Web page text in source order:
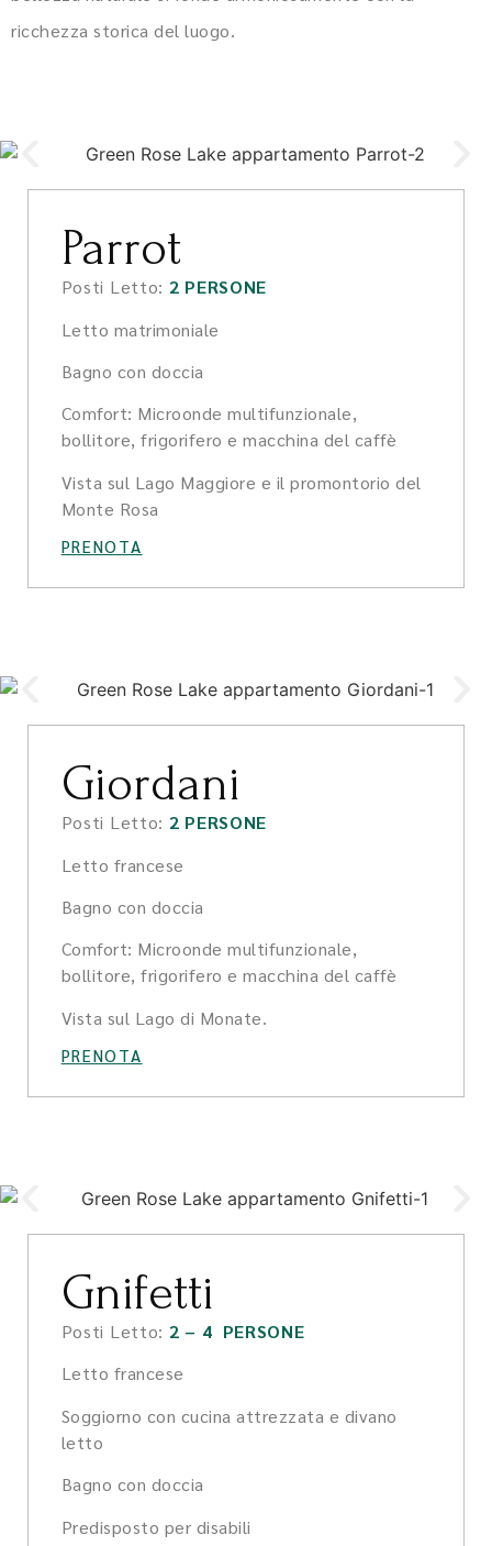
ricchezza storica del luogo.
Parrot
Posti Letto: 2 PERSONE
Letto matrimoniale
Bagno con doccia
Comfort: Microonde multifunzionale,
bollitore, frigorifero e macchina del caffè
Vista sul Lago Maggiore e il promontorio del
Monte Rosa
PRENOTA
Giordani
Posti Letto: 2 PERSONE
Letto francese
Bagno con doccia
Comfort: Microonde multifunzionale,
bollitore, frigorifero e macchina del caffè
Vista sul Lago di Monate.
PRENOTA
Gnifetti
Posti Letto: 2 – 4 PERSONE
Letto francese
Soggiorno con cucina attrezzata e divano
letto
Bagno con doccia
Predisposto per disabili